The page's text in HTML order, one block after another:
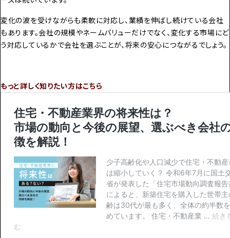
変化の波を受けながらも柔軟に対応し、業績を伸ばし続けている会社
もあります。会社の規模やネームバリューだけでなく、変化する市場にど
う対応しているかで会社を選ぶことが、将来の安心につながるでしょう。
もっと詳しく知りたい方はこちら